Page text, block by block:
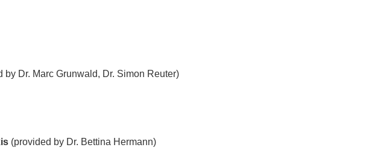
by Dr. Marc Grunwald, Dr. Simon Reuter)
(provided by Dr. Bettina Hermann)